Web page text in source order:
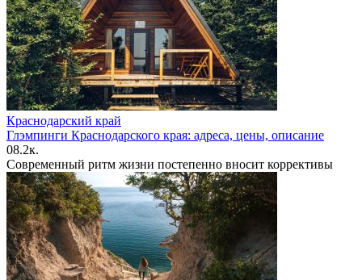
Краснодарский край
Глэмпинги Краснодарского края: адреса, цены, описание
08.2к.
Современный ритм жизни постепенно вносит коррективы